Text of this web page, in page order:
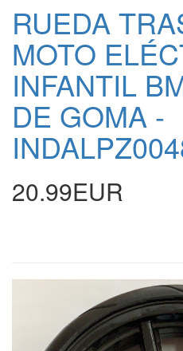
RUEDA
MOTO
INFANTIL
DE GOMA -
20.99EUR